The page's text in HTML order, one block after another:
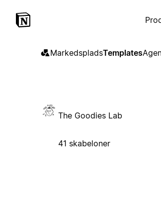
MarkedspladsTemplates
The Goodies Lab
41 skabeloner